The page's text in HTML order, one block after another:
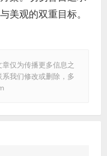
美观的双重目标。
仅为传播更多信息之
我们修改或删除，多